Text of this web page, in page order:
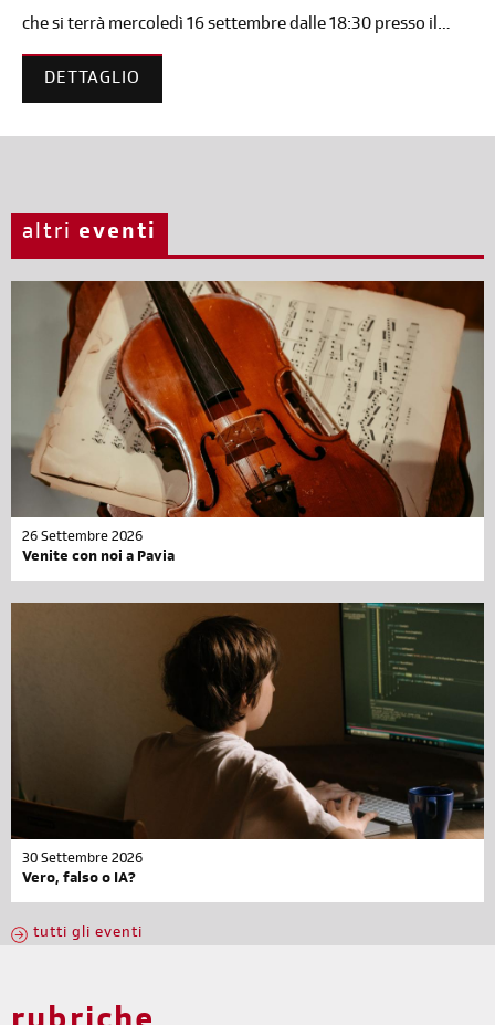
che si terrà mercoledì 16 settembre dalle 18:30 presso il…
DETTAGLIO
altri eventi
26 Settembre 2026
Venite con noi a Pavia
30 Settembre 2026
Vero, falso o IA?
tutti gli eventi